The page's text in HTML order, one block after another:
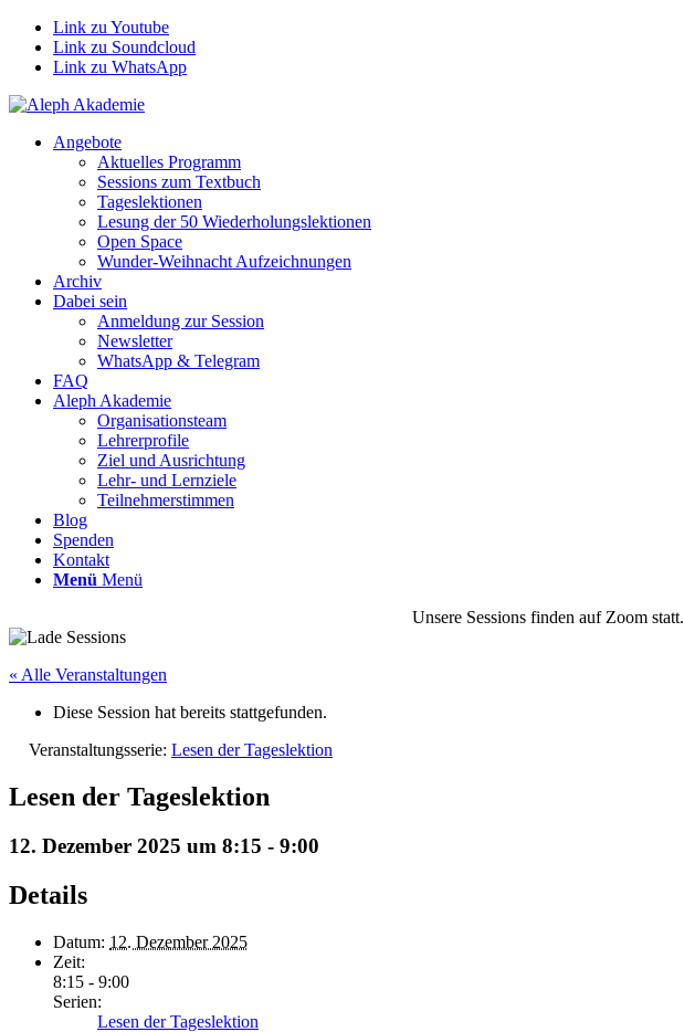
Link zu Youtube
Link zu Soundcloud
Link zu WhatsApp
Angebote
Aktuelles Programm
Sessions zum Textbuch
Tageslektionen
Lesung der 50 Wiederholungslektionen
Open Space
Wunder-Weihnacht Aufzeichnungen
Archiv
Dabei sein
Anmeldung zur Session
Newsletter
WhatsApp & Telegram
FAQ
Aleph Akademie
Organisationsteam
Lehrerprofile
Ziel und Ausrichtung
Lehr- und Lernziele
Teilnehmerstimmen
Blog
Spenden
Kontakt
Menü Menü
Unsere Sessions finden auf Zoom statt.
« Alle Veranstaltungen
Diese Session hat bereits stattgefunden.
Veranstaltungsserie: Lesen der Tageslektion
Lesen der Tageslektion
12. Dezember 2025 um 8:15 - 9:00
Details
Datum: 12. Dezember 2025
Zeit:
8:15 - 9:00
Serien:
Lesen der Tageslektion